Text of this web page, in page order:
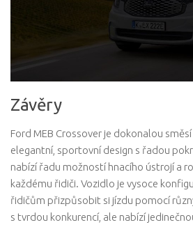
Závěry
Ford MEB Crossover je dokonalou
elegantní, sportovní design s řadou
nabízí řadu možností hnacího ústrojí a
každému řidiči. Vozidlo je vysoce
řidičům přizpůsobit si jízdu pomocí
s tvrdou konkurencí, ale nabízí